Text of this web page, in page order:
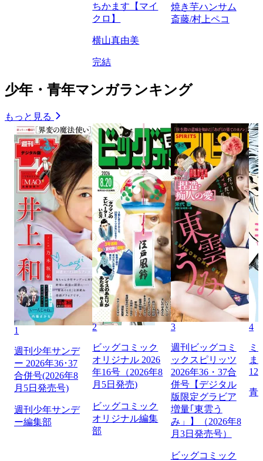
ちかます【マイ
クロ】
横山真由美
完結
焼き芋ハンサム
斎藤/村上ペコ
少年・青年マンガランキング
もっと見る
1
週刊少年サンデ
ー 2026年36･37
合併号(2026年8
月5日発売号)
週刊少年サンデ
ー編集部
2
ビッグコミック
オリジナル 2026
年16号（2026年8
月5日発売)
ビッグコミック
オリジナル編集
部
3
週刊ビッグコミ
ックスピリッツ
2026年36・37合
併号【デジタル
版限定グラビア
増量｢東雲う
み」】（2026年8
月3日発売号）
ビッグコミック
4
ミ
ま
129
青